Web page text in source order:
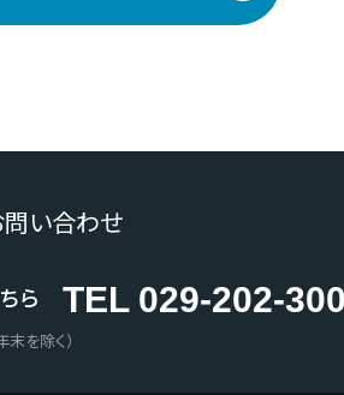
問い合わせ
ら TEL 029-202-
を除く）